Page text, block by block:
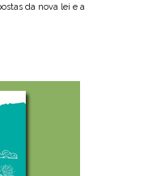
da nova lei e a